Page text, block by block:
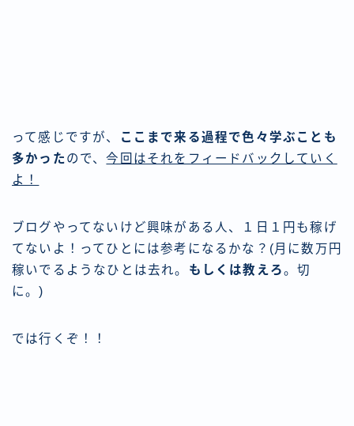
って感じですが、
ここまで来る過程で色々学ぶことも
多かった ので、今回はそれをフィードバックしていく
よ！
ブログやってないけど興味がある人、１日１円も稼げ
てないよ！ってひとには参考になるかな？(月に数万円
稼いでるようなひとは去れ。 もしくは教えろ。切
に。)
では行くぞ！！